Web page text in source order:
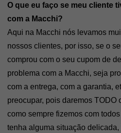
O que eu faço se meu cliente
com a Macchi?
Aqui na Macchi nós levamos
nossos clientes, por isso, se o
comprou com o seu cupom de
problema com a Macchi, seja
com a entrega, com a garantia,
preocupar, pois daremos TODO
como sempre fizemos com
tenha alguma situação